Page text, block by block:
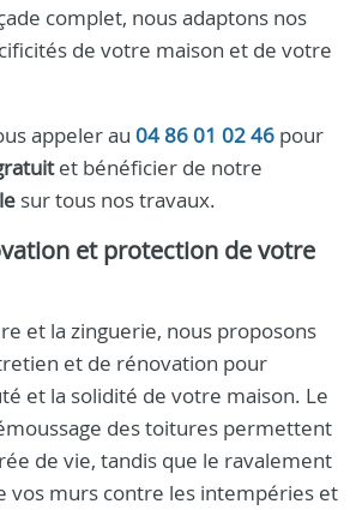
complet, nous adaptons nos
de votre maison et de votre
appeler au 04 86 01 02 46 pour
et bénéficier de notre
sur tous nos travaux.
et protection de votre
et la zinguerie, nous proposons
et de rénovation pour
et la solidité de votre maison. Le
des toitures permettent
de vie, tandis que le ravalement
vos murs contre les intempéries et